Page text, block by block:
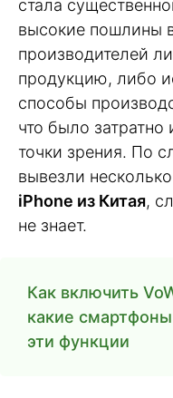
стала
высокие пошлины
производителей
продукцию, либо
способы
что было
точки зрения. По
вывезли несколько
iPhone из Китая,
не знает.
Как включить
какие
эти функции